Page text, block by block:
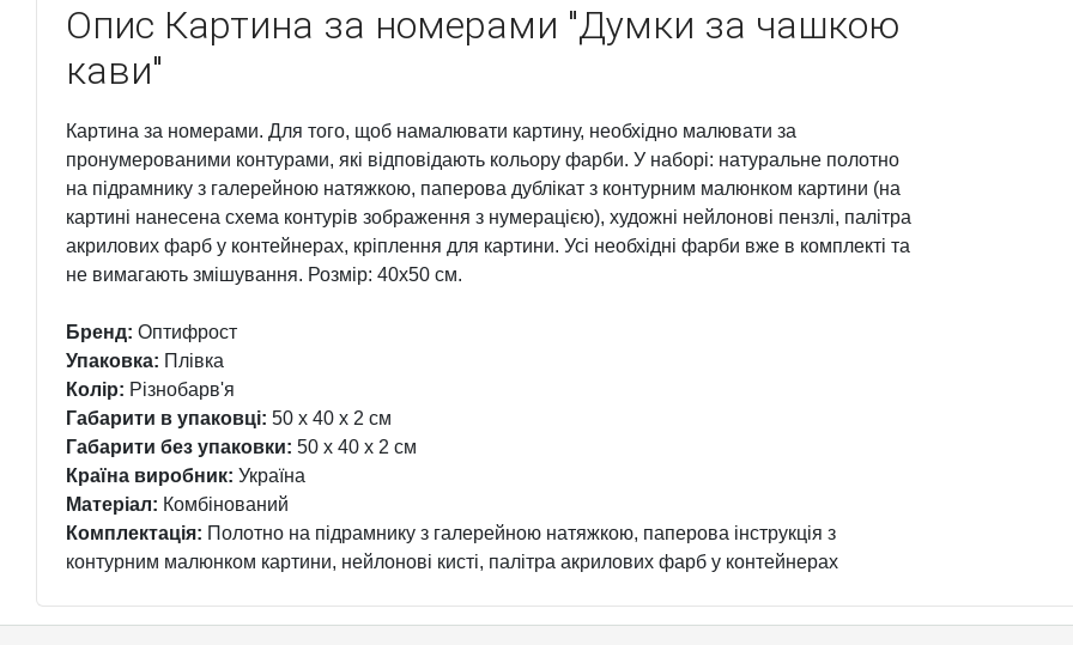
Опис Картина за номерами "Думки за чашкою
кави"
Картина за номерами. Для того, щоб намалювати картину, необхідно малювати за
пронумерованими контурами, які відповідають кольору фарби. У наборі: натуральне полотно
на підрамнику з галерейною натяжкою, паперова дублікат з контурним малюнком картини (на
картині нанесена схема контурів зображення з нумерацією), художні нейлонові пензлі, палітра
акрилових фарб у контейнерах, кріплення для картини. Усі необхідні фарби вже в комплекті та
не вимагають змішування. Розмір: 40х50 см.
Бренд: Оптифрост
Упаковка: Плівка
Колір: Різнобарв'я
Габарити в упаковці: 50 x 40 x 2 см
Габарити без упаковки: 50 x 40 x 2 см
Країна виробник: Україна
Матеріал: Комбінований
Комплектація: Полотно на підрамнику з галерейною натяжкою, паперова інструкція з
контурним малюнком картини, нейлонові кисті, палітра акрилових фарб у контейнерах